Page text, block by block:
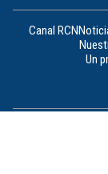
Canal RCN
Un